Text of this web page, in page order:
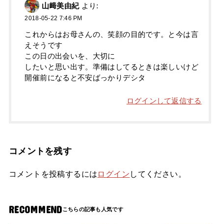
山﨑美由紀 より:
2018-05-22 7:46 PM
これからはお母さんの、笑顔の目的です。と今は言
えそうです
この日の出会いを、大切に
したいと思い出す。準備はしてるときは楽しいけど
開催前になると不安ばっかりデシタ
ログインして返信する
コメントを残す
コメントを投稿するには ログイン してください。
RECOMMEND